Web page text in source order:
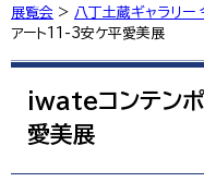
展覧会 > 八丁土蔵ギャラリ
アート11-3安ケ平愛美展
iwateコンテン
愛美展